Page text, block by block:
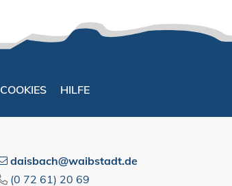
COOKIES HILFE
daisbach@waibstadt.de
(0 72 61) 20 69